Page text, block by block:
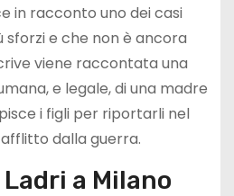
in racconto uno dei casi
e che non è ancora
viene raccontata una
e legale, di una madre
i figli per riportarli nel
dalla guerra.
a Milano